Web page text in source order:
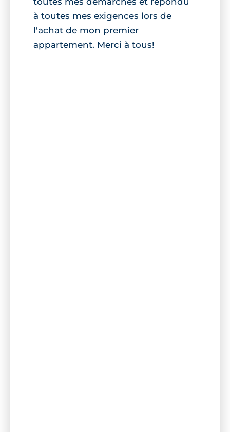
à toutes mes exigences lors de
l'achat de mon premier
appartement. Merci à tous!